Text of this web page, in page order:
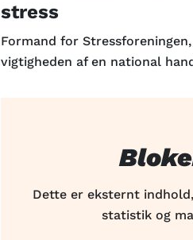
stress
Formand for
vigtigheden af en national
Dette er eksternt
statistik og